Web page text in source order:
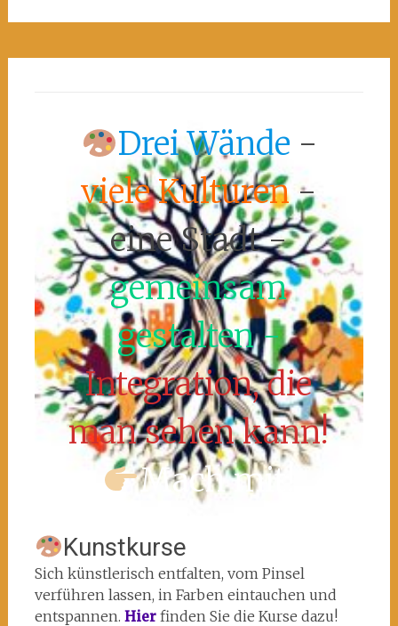
Drei Wände -
viele Kulturen-
eine Stadt -
gemeinsam
gestalten -
Integration, die
man sehen kann!
Mach mit!
Kunstkurse
Sich künstlerisch entfalten, vom Pinsel
verführen lassen, in Farben eintauchen und
entspannen. Hier finden Sie die Kurse dazu!